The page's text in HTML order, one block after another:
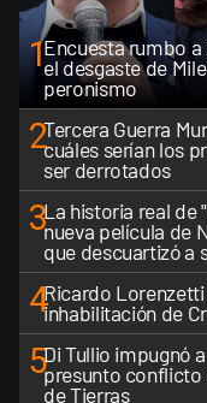
1Encuesta rumbo
el desgaste de
peronismo
2Tercera Guerra
cuáles serían los
ser derrotados
3La historia real de
nueva película de
que descuartizó a
4Ricardo
inhabilitación de
5Di Tullio impugnó
presunto conflicto
de Tierras